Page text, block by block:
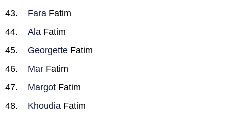
Fara Fatim
Ala Fatim
Georgette Fatim
Mar Fatim
Margot Fatim
Khoudia Fatim